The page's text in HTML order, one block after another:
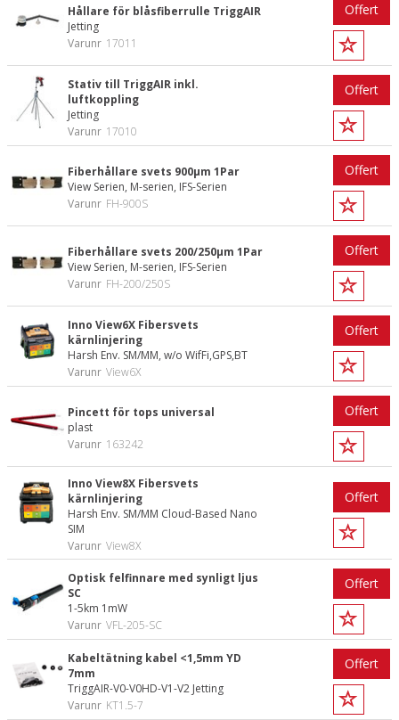
Hållare för blåsfiberrulle TriggAIR
Jetting
Varunr 17011
Offert
Stativ till TriggAIR inkl.
luftkoppling
Jetting
Varunr 17010
Offert
Fiberhållare svets 900µm 1Par
View Serien, M-serien, IFS-Serien
Varunr FH-900S
Offert
Fiberhållare svets 200/250µm 1Par
View Serien, M-serien, IFS-Serien
Varunr FH-200/250S
Offert
Inno View6X Fibersvets
kärnlinjering
Harsh Env. SM/MM, w/o WifFi,GPS,BT
Varunr View6X
Offert
Pincett för tops universal
plast
Varunr 163242
Offert
Inno View8X Fibersvets
kärnlinjering
Harsh Env. SM/MM Cloud-Based Nano
SIM
Varunr View8X
Offert
Optisk felfinnare med synligt ljus
SC
1-5km 1mW
Varunr VFL-205-SC
Offert
Kabeltätning kabel <1,5mm YD
7mm
TriggAIR-V0-V0HD-V1-V2 Jetting
Varunr KT1.5-7
Offert